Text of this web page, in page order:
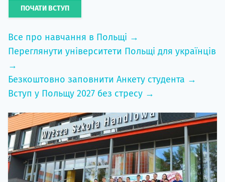
ПОЧАТИ ВСТУП
Все про навчання в Польщі →
Переглянути університети Польщі для українців
→
Безкоштовно заповнити Анкету студента →
Вступ у Польщу 2027 без стресу →